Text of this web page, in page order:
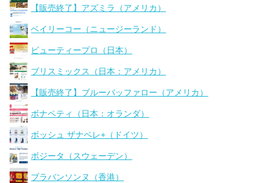
【販売終了】アズミラ（アメリカ）
ベイリーコー（ニュージーランド）
ビューティープロ（日本）
ブリスミックス（日本：アメリカ）
【販売終了】ブルーバッファロー（アメリカ）
ボナペティ（日本：オランダ）
ボッシュ ザナベレ+（ドイツ）
ボジータ（スウェーデン）
ブラバンソンヌ（香港）